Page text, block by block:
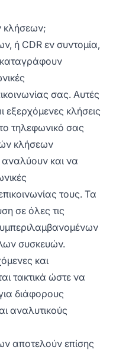
κλήσεων;
ή CDR εν συντομία,
καταγράφουν
σας. Αυτές
εξερχόμενες κλήσεις
τηλεφωνικό σας
κλήσεων
αναλύουν και να
τους. Τα
σε όλες τις
συσκευών.
και
τακτικά ώστε να
διάφορους
αναλυτικούς
αποτελούν επίσης